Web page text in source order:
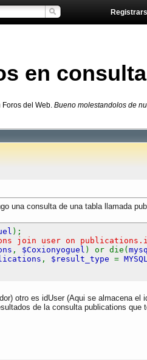
en consulta
del Web. Bueno molestandolos de
una consulta de una tabla llamada
);
join user on
, $Coxionyoguel ) or die(
, $result_type =
otro es idUser (Aqui se almacena
de la consulta publications